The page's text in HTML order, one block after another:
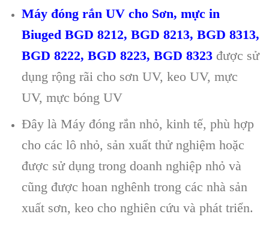
Máy đóng rắn UVcho Sơn, mực in
Biuged BGD 8212, BGD 8213, BGD 8313,
BGD 8222, BGD 8223, BGD 8323được sử
dụng rộng rãi cho sơn UV, keo UV, mực
UV, mực bóng UV
Đây là Máy đóng rắn nhỏ, kinh tế, phù hợp
cho các lô nhỏ, sản xuất thử nghiệm hoặc
được sử dụng trong doanh nghiệp nhỏ và
cũng được hoan nghênh trong các nhà sản
xuất sơn, keo cho nghiên cứu và phát triển.